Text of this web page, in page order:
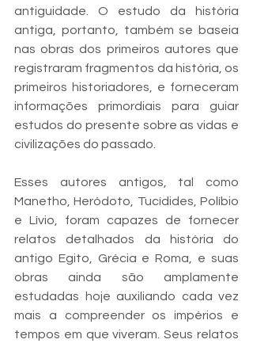
antiguidade. O estudo da história
antiga, portanto, também se baseia
nas obras dos primeiros autores que
registraram fragmentos da história, os
primeiros historiadores, e forneceram
informações primordiais para guiar
estudos do presente sobre as vidas e
civilizações do passado.
Esses autores antigos, tal como
Manetho, Heródoto, Tucídides, Políbio
e Lívio, foram capazes de fornecer
relatos detalhados da história do
antigo Egito, Grécia e Roma, e suas
obras ainda são amplamente
estudadas hoje auxiliando cada vez
mais a compreender os impérios e
tempos em que viveram. Seus relatos